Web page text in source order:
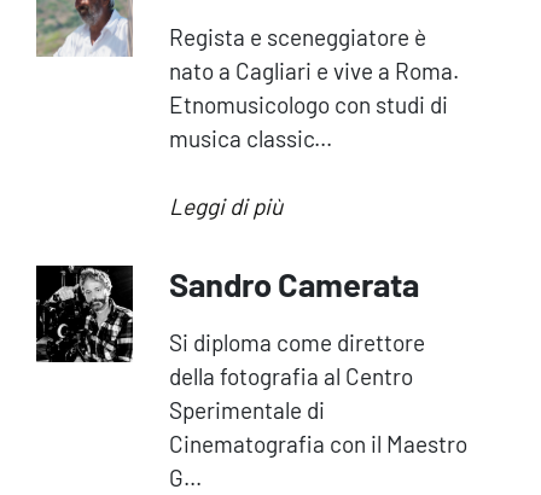
Regista e sceneggiatore è
nato a Cagliari e vive a Roma.
Etnomusicologo con studi di
musica classic...
Leggi di più
Sandro Camerata
Si diploma come direttore
della fotografia al Centro
Sperimentale di
Cinematografia con il Maestro
G...